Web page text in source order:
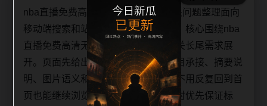
nba直播免费高清无插件观看入口相关问题整理面向
移动端搜索和站内连续阅读场景整理，核心围绕nba
直播免费高清无插件、观看入口和相关长尾需求展
开。页面先给出清晰主题，再补充栏目承接、摘要说
明、图片语义和可点击入口，让用户不用反复回到首
页也能继续浏览同类内容。每日更新时优先保证标